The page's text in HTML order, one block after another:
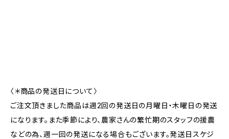
〈＊商品の発送日について〉
ご注文頂きました商品は週2回の発送日の月曜日・木曜日の発送
になります。また季節により、農家さんの繁忙期のスタッフの援農
などの為、週一回の発送になる場合もございます。発送日スケジ